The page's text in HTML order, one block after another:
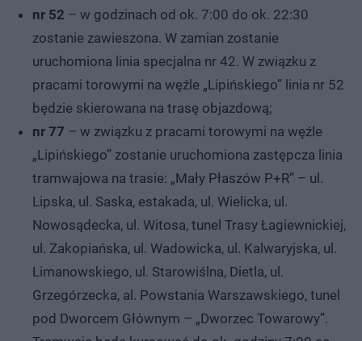
nr 52 – w godzinach od ok. 7:00 do ok. 22:30
zostanie zawieszona. W zamian zostanie
uruchomiona linia specjalna nr 42. W związku z
pracami torowymi na węźle „Lipińskiego” linia nr 52
będzie skierowana na trasę objazdową;
nr 77 – w związku z pracami torowymi na węźle
„Lipińskiego” zostanie uruchomiona zastępcza linia
tramwajowa na trasie: „Mały Płaszów P+R” – ul.
Lipska, ul. Saska, estakada, ul. Wielicka, ul.
Nowosądecka, ul. Witosa, tunel Trasy Łagiewnickiej,
ul. Zakopiańska, ul. Wadowicka, ul. Kalwaryjska, ul.
Limanowskiego, ul. Starowiślna, Dietla, ul.
Grzegórzecka, al. Powstania Warszawskiego, tunel
pod Dworcem Głównym – „Dworzec Towarowy”.